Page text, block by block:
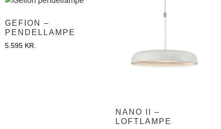
GEFION –
PENDELLAMPE
5.595 KR.
NANO II –
LOFTLAMPE